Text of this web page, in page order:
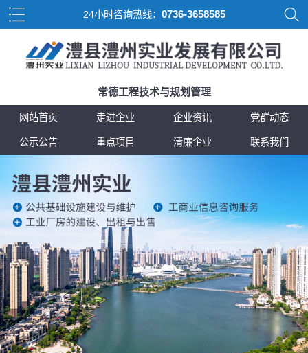
24小时咨询热线： 0736-3658585
常德工程技术与规划管理
网站首页 走进企业 企业资讯 党群动态
公示公告 重点项目 清廉企业 联系我们